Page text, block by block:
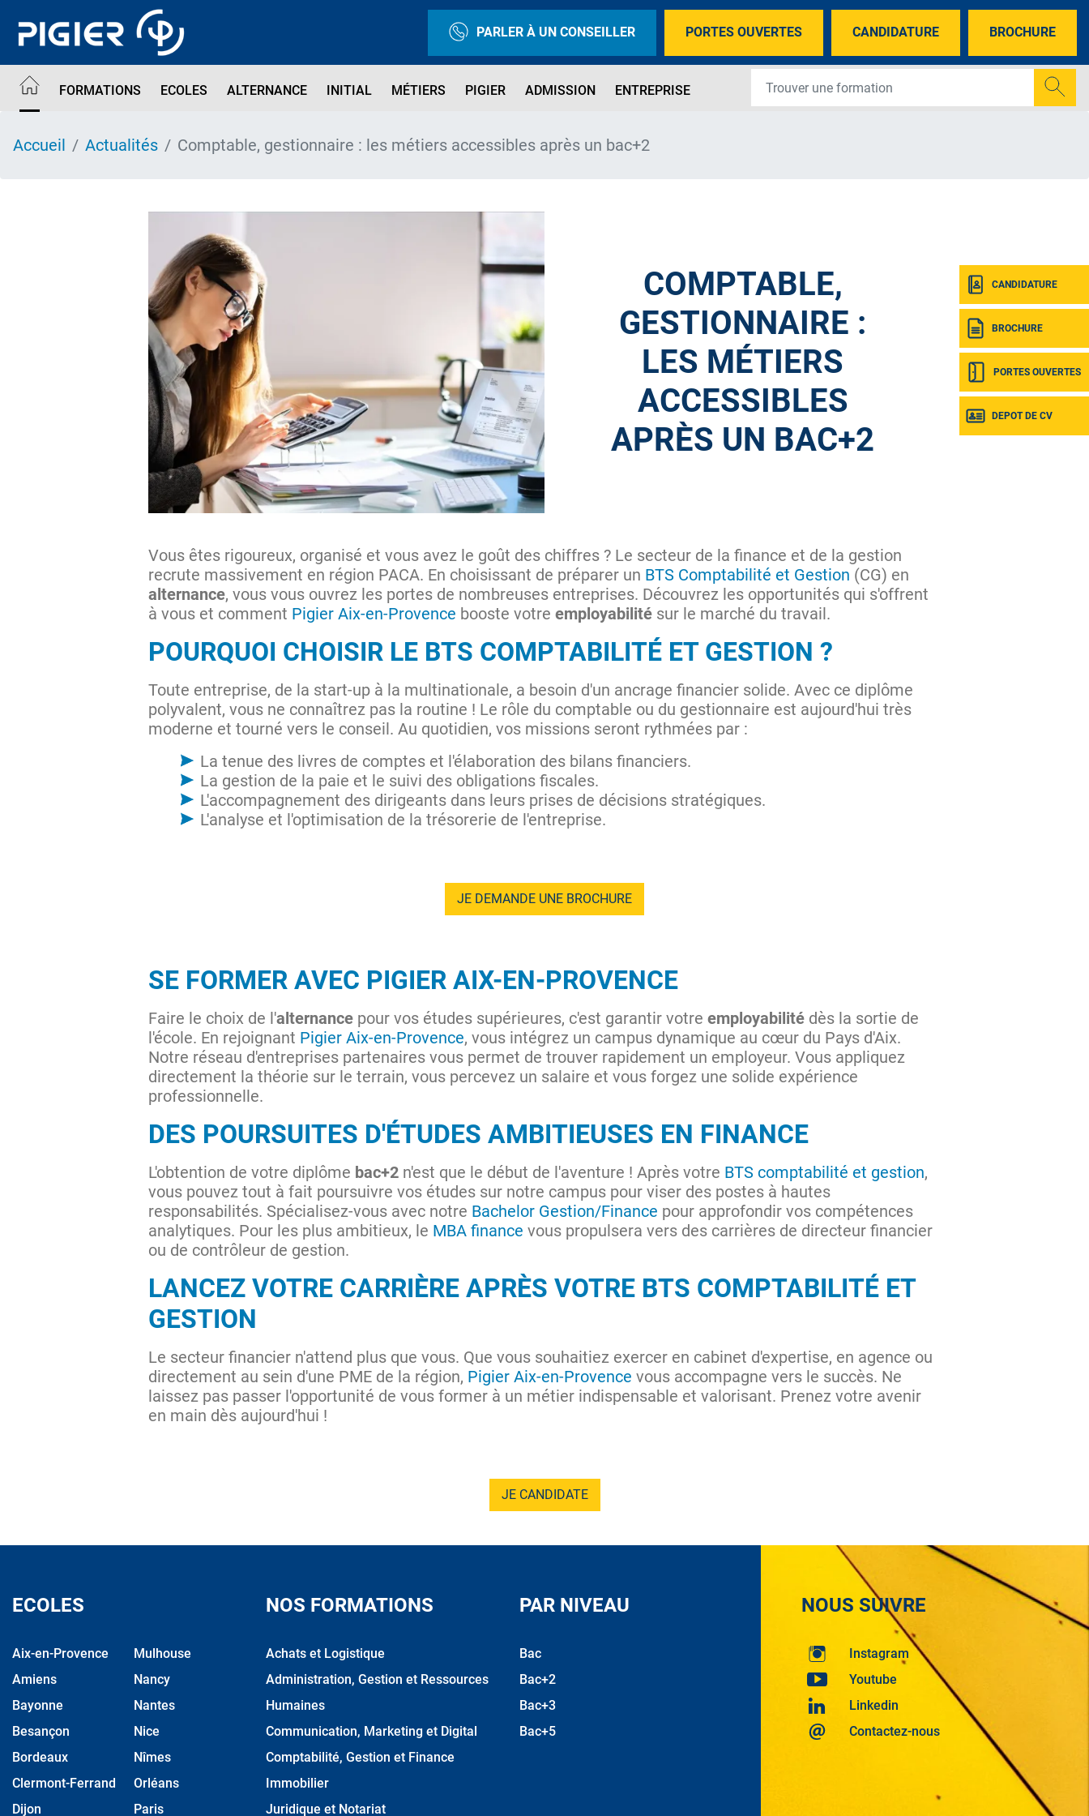
contenu
PARLER À UN CONSEILLER PORTES OUVERTES CANDIDATURE BROCHURE
FORMATIONS ECOLES ALTERNANCE INITIAL MÉTIERS PIGIER ADMISSION ENTREPRISE
CANDIDATURE
BROCHURE
PORTES OUVERTES
DEPOT DE CV
Accueil Actualités Comptable, gestionnaire : les métiers accessibles après un bac+2
COMPTABLE,
GESTIONNAIRE :
LES MÉTIERS
ACCESSIBLES
APRÈS UN BAC+2
Vous êtes rigoureux, organisé et vous avez le goût des chiffres ? Le secteur de la finance et de la gestion
recrute massivement en région PACA. En choisissant de préparer un BTS Comptabilité et Gestion (CG) en
alternance, vous vous ouvrez les portes de nombreuses entreprises. Découvrez les opportunités qui s'offrent
à vous et comment Pigier Aix-en-Provence booste votre employabilité sur le marché du travail.
POURQUOI CHOISIR LE BTS COMPTABILITÉ ET GESTION ?
Toute entreprise, de la start-up à la multinationale, a besoin d'un ancrage financier solide. Avec ce diplôme
polyvalent, vous ne connaîtrez pas la routine ! Le rôle du comptable ou du gestionnaire est aujourd'hui très
moderne et tourné vers le conseil. Au quotidien, vos missions seront rythmées par :
La tenue des livres de comptes et l'élaboration des bilans financiers.
La gestion de la paie et le suivi des obligations fiscales.
L'accompagnement des dirigeants dans leurs prises de décisions stratégiques.
L'analyse et l'optimisation de la trésorerie de l'entreprise.
JE DEMANDE UNE BROCHURE
SE FORMER AVEC PIGIER AIX-EN-PROVENCE
Faire le choix de l'alternance pour vos études supérieures, c'est garantir votre employabilité dès la sortie de
l'école. En rejoignant Pigier Aix-en-Provence, vous intégrez un campus dynamique au cœur du Pays d'Aix.
Notre réseau d'entreprises partenaires vous permet de trouver rapidement un employeur. Vous appliquez
directement la théorie sur le terrain, vous percevez un salaire et vous forgez une solide expérience
professionnelle.
DES POURSUITES D'ÉTUDES AMBITIEUSES EN FINANCE
L'obtention de votre diplôme bac+2 n'est que le début de l'aventure ! Après votre BTS comptabilité et gestion,
vous pouvez tout à fait poursuivre vos études sur notre campus pour viser des postes à hautes
responsabilités. Spécialisez-vous avec notre Bachelor Gestion/Finance pour approfondir vos compétences
analytiques. Pour les plus ambitieux, le MBA finance vous propulsera vers des carrières de directeur financier
ou de contrôleur de gestion.
LANCEZ VOTRE CARRIÈRE APRÈS VOTRE BTS COMPTABILITÉ ET
GESTION
Le secteur financier n'attend plus que vous. Que vous souhaitiez exercer en cabinet d'expertise, en agence ou
directement au sein d'une PME de la région, Pigier Aix-en-Provence vous accompagne vers le succès. Ne
laissez pas passer l'opportunité de vous former à un métier indispensable et valorisant. Prenez votre avenir
en main dès aujourd'hui !
JE CANDIDATE
ECOLES
Aix-en-Provence
Amiens
Bayonne
Besançon
Bordeaux
Clermont-Ferrand
Dijon
Mulhouse
Nancy
Nantes
Nice
Nîmes
Orléans
Paris
NOS FORMATIONS
Achats et Logistique
Administration, Gestion et Ressources
Humaines
Communication, Marketing et Digital
Comptabilité, Gestion et Finance
Immobilier
Juridique et Notariat
PAR NIVEAU
Bac
Bac+2
Bac+3
Bac+5
NOUS SUIVRE
Instagram
Youtube
Linkedin
Contactez-nous